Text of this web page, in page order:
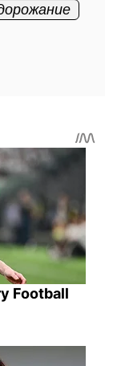
Football